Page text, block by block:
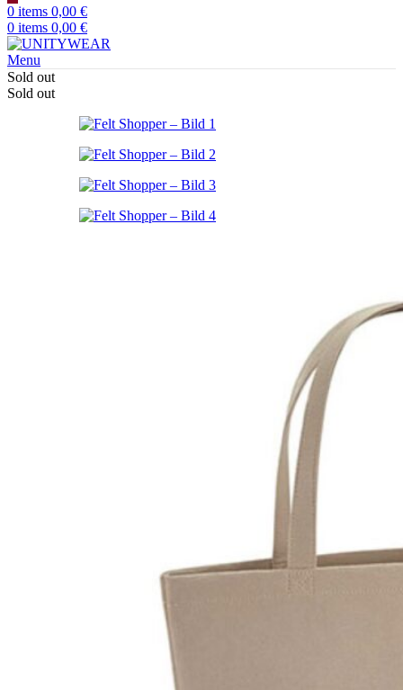
0 items 0,00 €
0 items 0,00 €
Menu
Sold out
Sold out